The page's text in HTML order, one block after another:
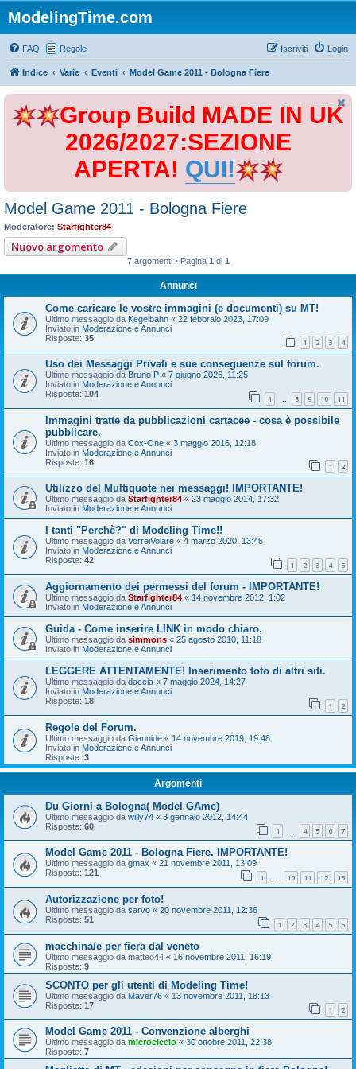
ModelingTime.com
FAQ Regole Login
Iscriviti
Indice Varie Eventi Model Game 2011 - Bologna Fiere
Group Build MADE IN UK
2026/2027:SEZIONE
APERTA! QUI!
Model Game 2011 - Bologna Fiere
Moderatore: Starfighter84
Nuovo argomento
7 argomenti • Pagina 1 di 1
Annunci
Come caricare le vostre immagini (e documenti) su MT!
Ultimo messaggio da Kegelbahn « 22 febbraio 2023, 17:09
Inviato in Moderazione e Annunci
Risposte: 35 1 2 3 4
Uso dei Messaggi Privati e sue conseguenze sul forum.
Ultimo messaggio da Bruno P « 7 giugno 2026, 11:25
Inviato in Moderazione e Annunci
Risposte: 104 1 … 8 9 10 11
Immagini tratte da pubblicazioni cartacee - cosa è possibile
pubblicare.
Ultimo messaggio da Cox-One « 3 maggio 2016, 12:18
Inviato in Moderazione e Annunci
Risposte: 16 1 2
Utilizzo del Multiquote nei messaggi! IMPORTANTE!
Ultimo messaggio da Starfighter84 « 23 maggio 2014, 17:32
Inviato in Moderazione e Annunci
I tanti "Perchè?" di Modeling Time!!
Ultimo messaggio da VorreiVolare « 4 marzo 2020, 13:45
Inviato in Moderazione e Annunci
Risposte: 42 1 2 3 4 5
Aggiornamento dei permessi del forum - IMPORTANTE!
Ultimo messaggio da Starfighter84 « 14 novembre 2012, 1:02
Inviato in Moderazione e Annunci
Guida - Come inserire LINK in modo chiaro.
Ultimo messaggio da simmons « 25 agosto 2010, 11:18
Inviato in Moderazione e Annunci
LEGGERE ATTENTAMENTE! Inserimento foto di altri siti.
Ultimo messaggio da daccia « 7 maggio 2024, 14:27
Inviato in Moderazione e Annunci
Risposte: 18 1 2
Regole del Forum.
Ultimo messaggio da Giannide « 14 novembre 2019, 19:48
Inviato in Moderazione e Annunci
Risposte: 3
Argomenti
Du Giorni a Bologna( Model GAme)
Ultimo messaggio da willy74 « 3 gennaio 2012, 14:44
Risposte: 60 1 4 5 6 7
Model Game 2011 - Bologna Fiere. IMPORTANTE!
Ultimo messaggio da gmax « 21 novembre 2011, 13:09
Risposte: 121 1 … 10 11 12 13
Autorizzazione per foto!
Ultimo messaggio da sarvo « 20 novembre 2011, 12:36
Risposte: 51 1 2 3 4 5 6
macchina/e per fiera dal veneto
Ultimo messaggio da matteo44 « 16 novembre 2011, 16:19
Risposte: 9
SCONTO per gli utenti di Modeling Time!
Ultimo messaggio da Maver76 « 13 novembre 2011, 18:13
Risposte: 17 1 2
Model Game 2011 - Convenzione alberghi
Ultimo messaggio da microciccio « 30 ottobre 2011, 22:38
Risposte: 7